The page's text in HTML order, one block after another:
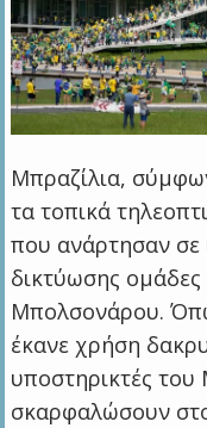
Μπραζίλια,
τα τοπικά
που ανάρτησαν σε
δικτύωσης
Μπολσονάρου.
έκανε χρήση
υποστηρικτές
σκαρφαλώσουν